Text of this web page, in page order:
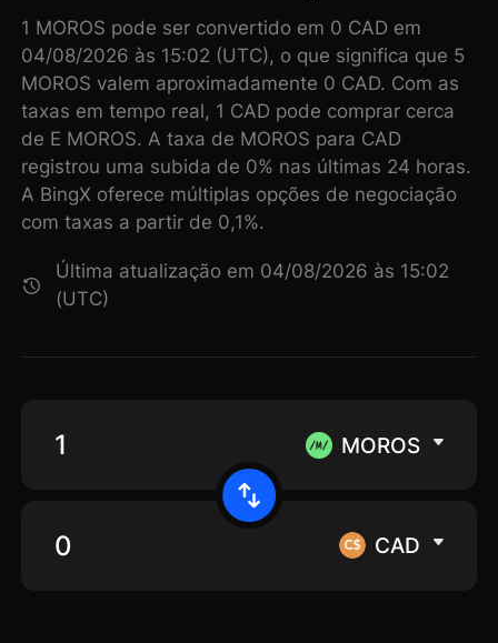
1 MOROS pode ser convertido em 0 CAD em
04/08/2026 às 15:02 (UTC), o que significa que 5
MOROS valem aproximadamente 0 CAD. Com as
taxas em tempo real, 1 CAD pode comprar cerca
de E MOROS. A taxa de MOROS para CAD
registrou uma subida de 0% nas últimas 24 horas.
A BingX oferece múltiplas opções de negociação
com taxas a partir de 0,1%.
Última atualização em 04/08/2026 às 15:02
(UTC)
MOROS
CAD